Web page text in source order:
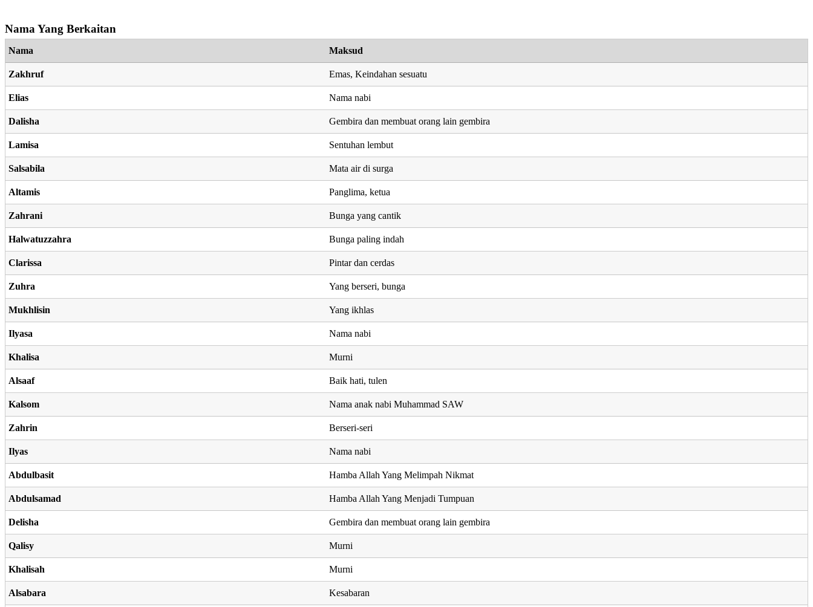
Nama Yang Berkaitan
Nama Maksud
Zakhruf Emas, Keindahan sesuatu
Elias Nama nabi
Dalisha Gembira dan membuat orang lain gembira
Lamisa Sentuhan lembut
Salsabila Mata air di surga
Altamis Panglima, ketua
Zahrani Bunga yang cantik
Halwatuzzahra Bunga paling indah
Clarissa Pintar dan cerdas
Zuhra Yang berseri, bunga
Mukhlisin Yang ikhlas
Ilyasa Nama nabi
Khalisa Murni
Alsaaf Baik hati, tulen
Kalsom Nama anak nabi Muhammad SAW
Zahrin Berseri-seri
Ilyas Nama nabi
Abdulbasit Hamba Allah Yang Melimpah Nikmat
Abdulsamad Hamba Allah Yang Menjadi Tumpuan
Delisha Gembira dan membuat orang lain gembira
Qalisy Murni
Khalisah Murni
Alsabara Kesabaran